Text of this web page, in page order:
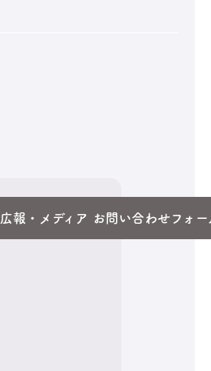
広報・メディア お問い合わせフォー